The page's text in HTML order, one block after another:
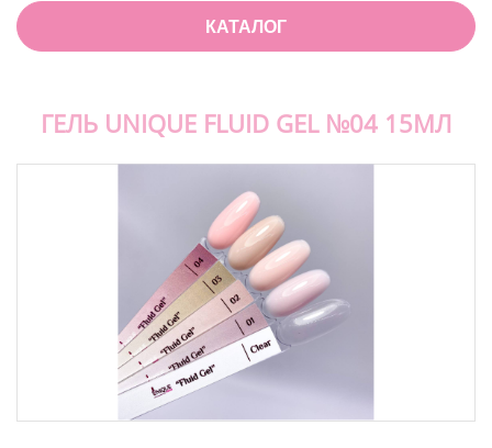
КАТАЛОГ
ГЕЛЬ UNIQUE FLUID GEL №04 15МЛ